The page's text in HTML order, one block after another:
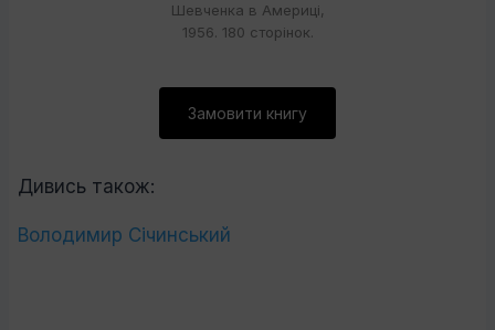
Шевченка в Америці,
1956. 180 сторінок.
Замовити книгу
Дивись також:
Володимир Січинський